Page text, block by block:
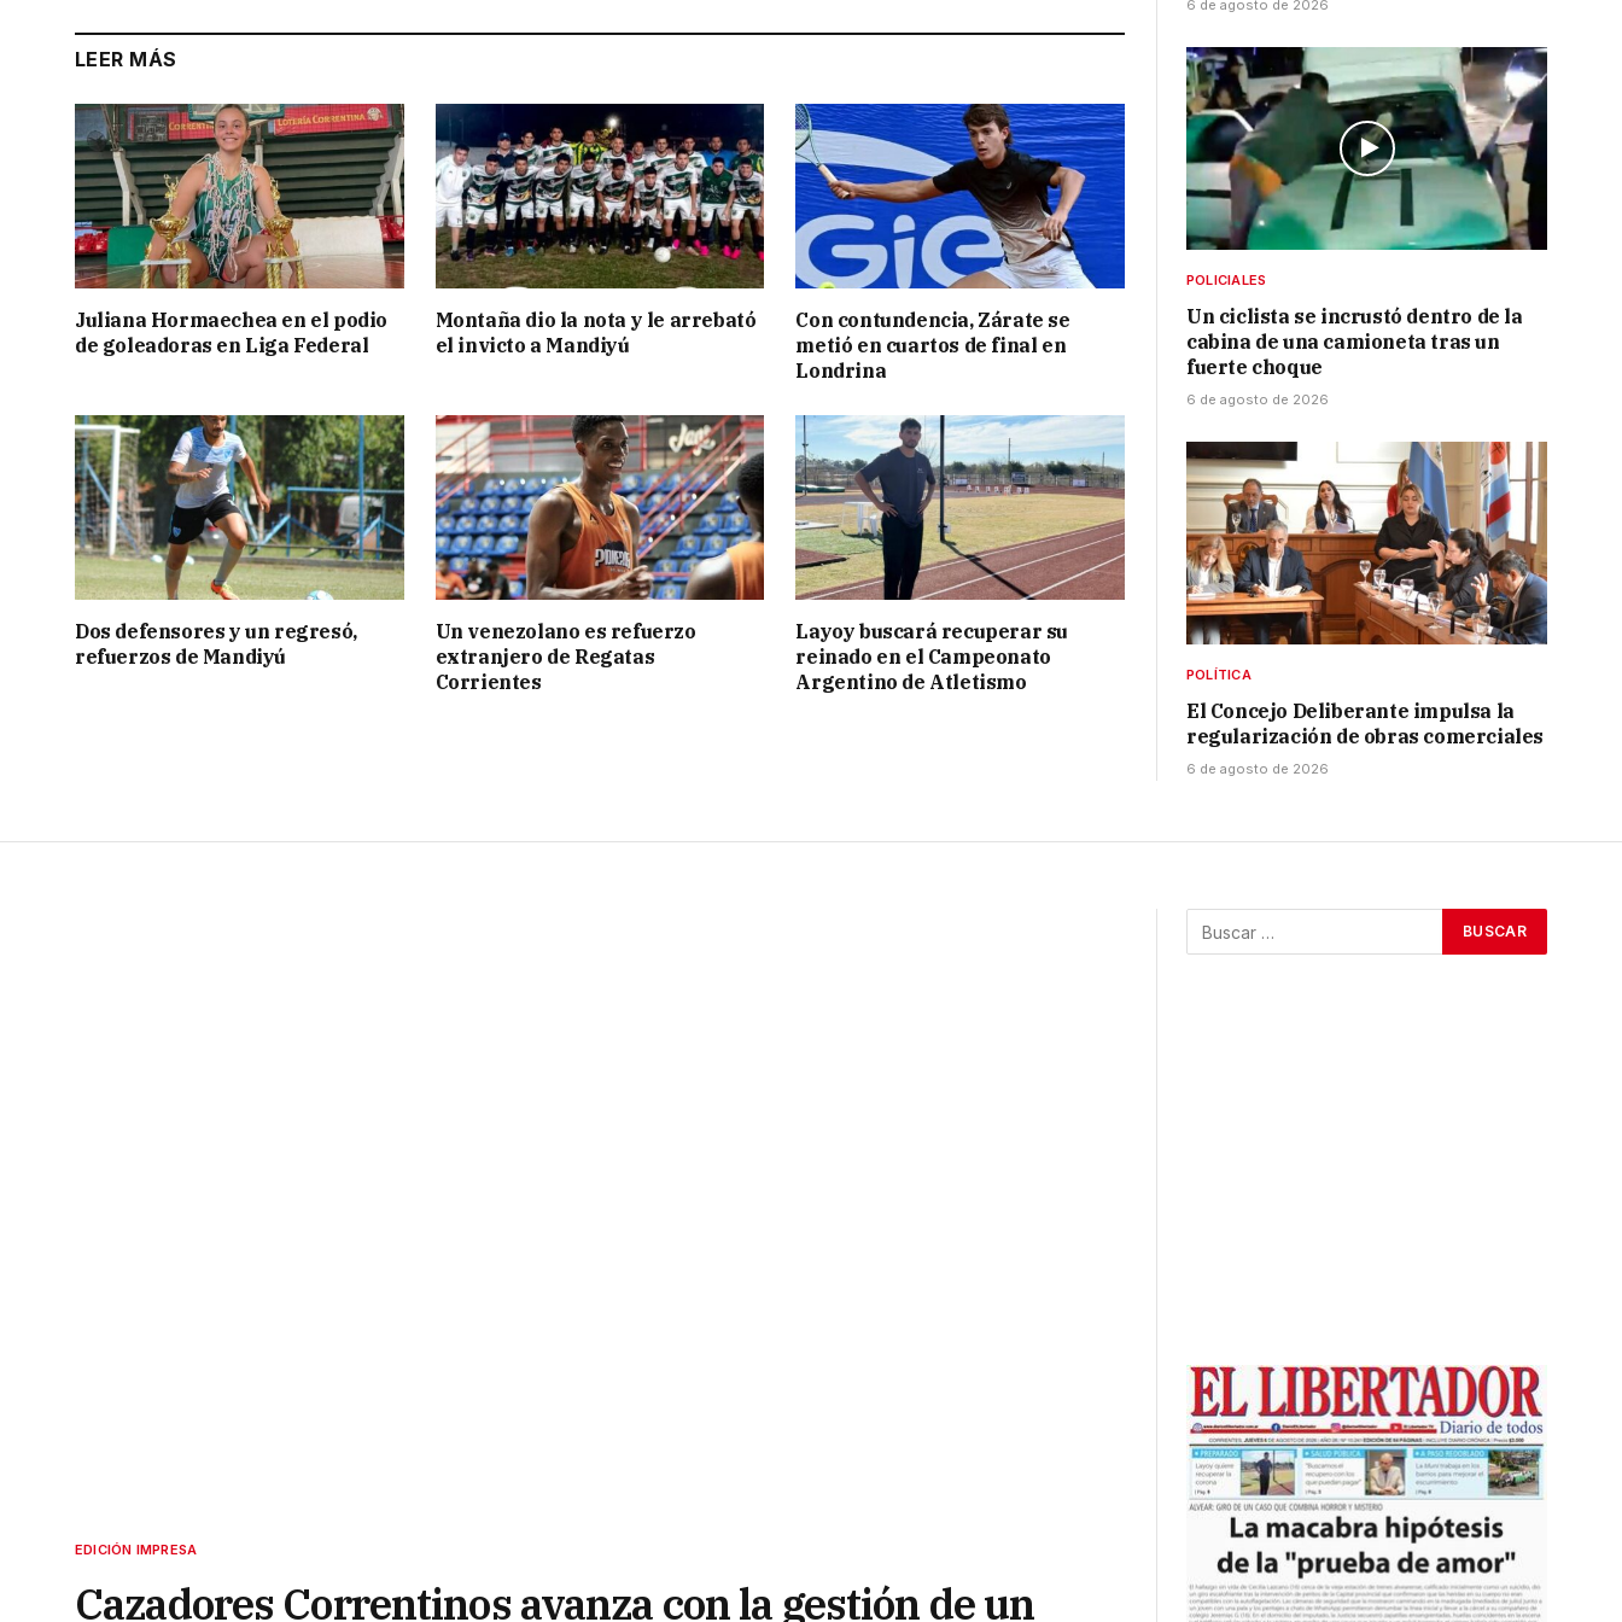
LEER MÁS
Juliana Hormaechea en el podio
de goleadoras en Liga Federal
Montaña dio la nota y le arrebató
el invicto a Mandiyú
Con contundencia, Zárate se
metió en cuartos de final en
Londrina
Dos defensores y un regresó,
refuerzos de Mandiyú
Un venezolano es refuerzo
extranjero de Regatas
Corrientes
Layoy buscará recuperar su
reinado en el Campeonato
Argentino de Atletismo
6 de agosto de 2026
POLICIALES
Un ciclista se incrustó dentro de la
cabina de una camioneta tras un
fuerte choque
6 de agosto de 2026
POLÍTICA
El Concejo Deliberante impulsa la
regularización de obras comerciales
6 de agosto de 2026
EDICIÓN IMPRESA
Cazadores Correntinos avanza con la gestión de un